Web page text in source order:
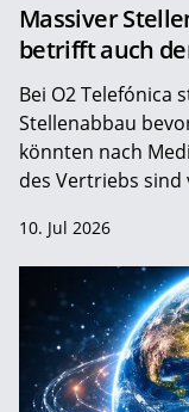
Massiver
betrifft auch
Bei O2 Telefónica
Stellenabbau
könnten nach
des Vertriebs
10. Jul 2026